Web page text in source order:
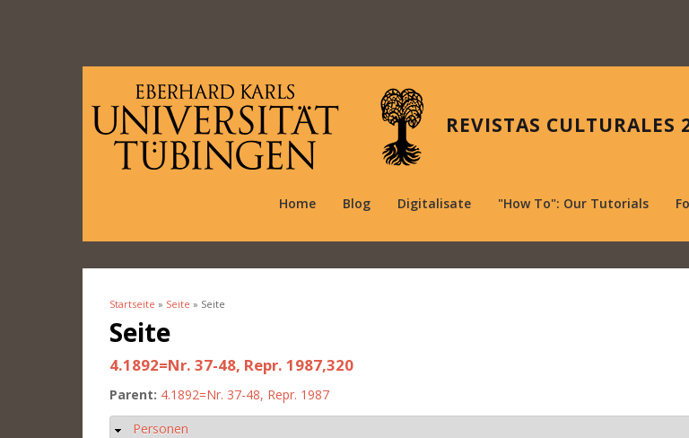
REVISTAS CULTURALES
Home Blog Digitalisate "How To": Our Tutorials
Sie sind hier
Startseite » Seite » Seite
Seite
4.1892=Nr. 37-48, Repr. 1987,320
Parent: 4.1892=Nr. 37-48, Repr. 1987
Ausblenden
Personen